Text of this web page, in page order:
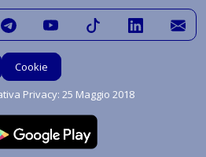
Cookie
Privacy: 25 Maggio 2018